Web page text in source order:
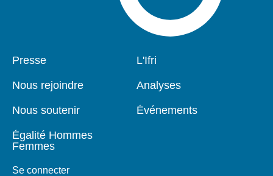
Pied
Presse
Nous rejoindre
Nous soutenir
Égalité Hommes
Femmes
Se connecter
Navigation
L'Ifri
Analyses
Événements